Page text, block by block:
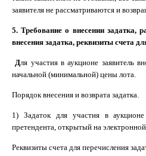
заявителя не рассматриваются и
5. Требование о внесении задатка,
внесения задатка, реквизиты счета
Для участия в аукционе заявитель
начальной (минимальной) цены лота.
Порядок внесения и возврата задатка.
1) Задаток для участия в
претендента, открытый на
Реквизиты счета для перечисления